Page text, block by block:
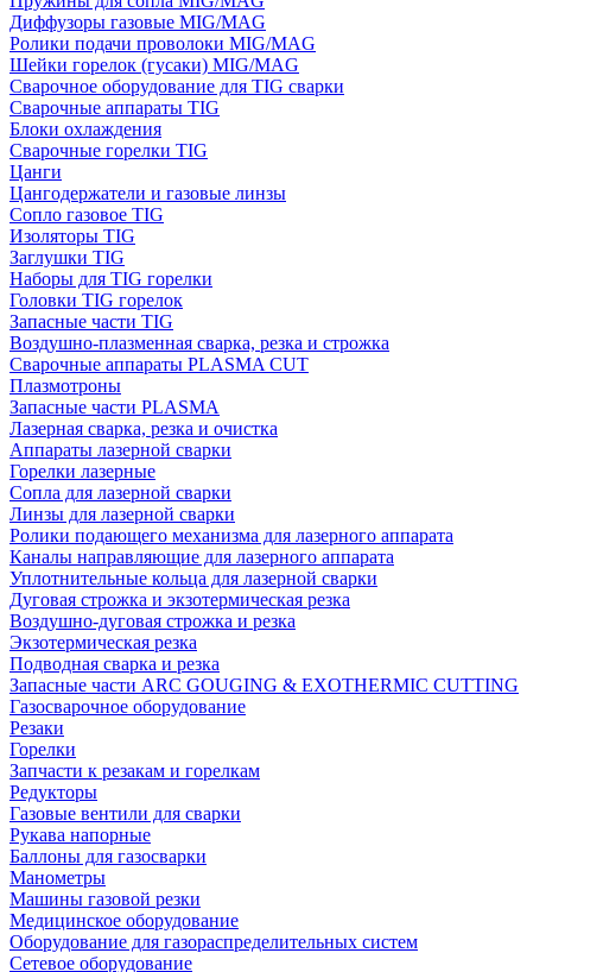
Диффузоры газовые MIG/MAG
Ролики подачи проволоки MIG/MAG
Шейки горелок (гусаки) MIG/MAG
Сварочное оборудование для TIG сварки
Сварочные аппараты TIG
Блоки охлаждения
Сварочные горелки TIG
Цанги
Цангодержатели и газовые линзы
Сопло газовое TIG
Изоляторы TIG
Заглушки TIG
Наборы для TIG горелки
Головки TIG горелок
Запасные части TIG
Воздушно-плазменная сварка, резка и строжка
Сварочные аппараты PLASMA CUT
Плазмотроны
Запасные части PLASMA
Лазерная сварка, резка и очистка
Аппараты лазерной сварки
Горелки лазерные
Сопла для лазерной сварки
Линзы для лазерной сварки
Ролики подающего механизма для лазерного аппарата
Каналы направляющие для лазерного аппарата
Уплотнительные кольца для лазерной сварки
Дуговая строжка и экзотермическая резка
Воздушно-дуговая строжка и резка
Экзотермическая резка
Подводная сварка и резка
Запасные части ARC GOUGING & EXOTHERMIC CUTTING
Газосварочное оборудование
Резаки
Горелки
Запчасти к резакам и горелкам
Редукторы
Газовые вентили для сварки
Рукава напорные
Баллоны для газосварки
Манометры
Машины газовой резки
Медицинское оборудование
Оборудование для газораспределительных систем
Сетевое оборудование